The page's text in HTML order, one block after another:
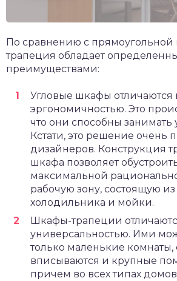
По сравнению с
трапеция обладает
преимуществами:
Угловые шкафы
эргономичностью. Это
что они способны
Кстати, это решение очень
дизайнеров. Конструкция
шкафа позволяет
максимальной
рабочую зону, состоящую
холодильника и мойки.
Шкафы-трапеции
универсальностью. Ими
только маленькие
вписываются и крупные
причем во всех типах